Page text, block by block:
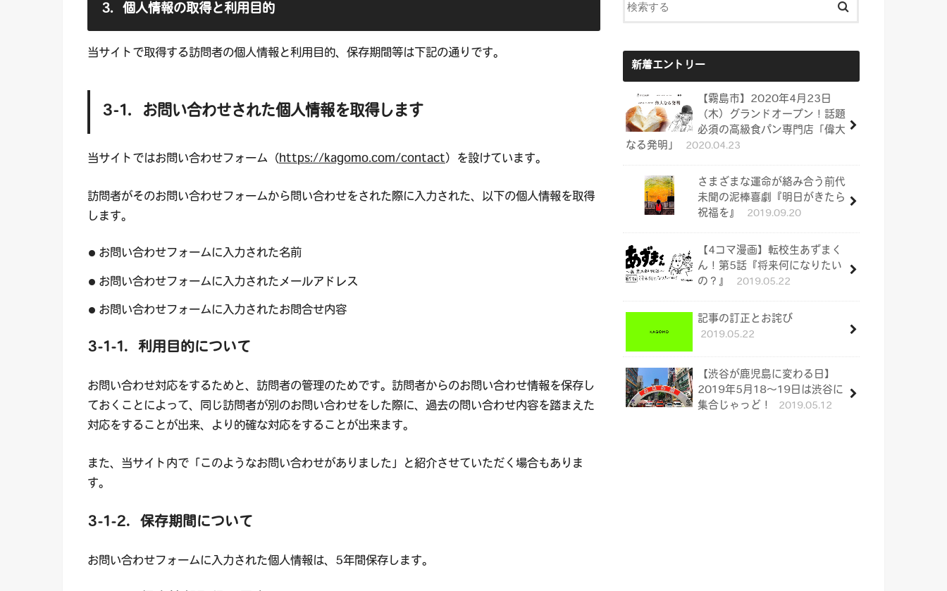
3．個人情報の取得と利用目的
当サイトで取得する訪問者の個人情報と利用目的、保存期間等は下記の通りです。
3-1．お問い合わせされた個人情報を取得します
当サイトではお問い合わせフォーム（https://kagomo.com/contact）を設けています。
訪問者がそのお問い合わせフォームから問い合わせをされた際に入力された、以下の個人情報を取得
します。
お問い合わせフォームに入力された名前
お問い合わせフォームに入力されたメールアドレス
お問い合わせフォームに入力されたお問合せ内容
3-1-1．利用目的について
お問い合わせ対応をするためと、訪問者の管理のためです。訪問者からのお問い合わせ情報を保存し
ておくことによって、同じ訪問者が別のお問い合わせをした際に、過去の問い合わせ内容を踏まえた
対応をすることが出来、より的確な対応をすることが出来ます。
また、当サイト内で「このようなお問い合わせがありました」と紹介させていただく場合もありま
す。
3-1-2．保存期間について
お問い合わせフォームに入力された個人情報は、5年間保存します。
新着エントリー
【霧島市】2020年4月23日
（木）グランドオープン！話題
必須の高級食パン専門店「偉大
なる発明」
2020.04.23
さまざまな運命が絡み合う前代
未聞の泥棒喜劇『明日がきたら
祝福を』
2019.09.20
【4コマ漫画】転校生あずまく
ん！第5話『将来何になりたい
の？』
2019.05.22
記事の訂正とお詫び
2019.05.22
【渋谷が鹿児島に変わる日】
2019年5月18〜19日は渋谷に
集合じゃっど！
2019.05.12